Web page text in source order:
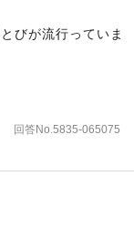
びが流行っていま
回答No.5835-065075